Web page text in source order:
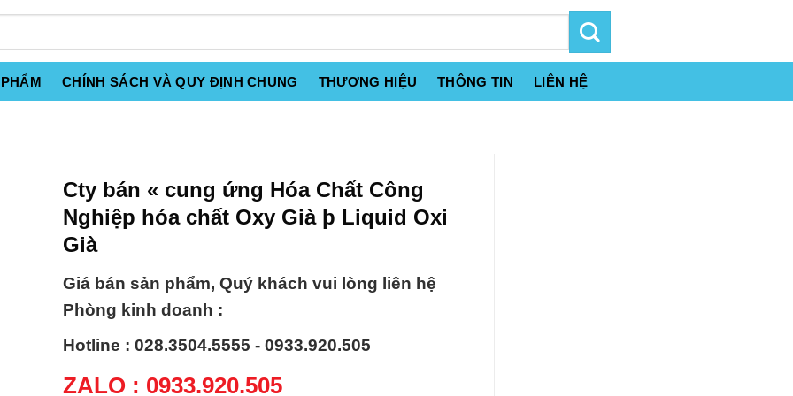
CHÍNH SÁCH VÀ QUY ĐỊNH CHUNG THƯƠNG HIỆU THÔNG TIN LIÊN HỆ
Cty bán « cung ứng Hóa Chất Công
Nghiệp hóa chất Oxy Già þ Liquid Oxi
Già
Giá bán sản phẩm, Quý khách vui lòng liên hệ
Phòng kinh doanh :
Hotline : 028.3504.5555 - 0933.920.505
ZALO : 0933.920.505